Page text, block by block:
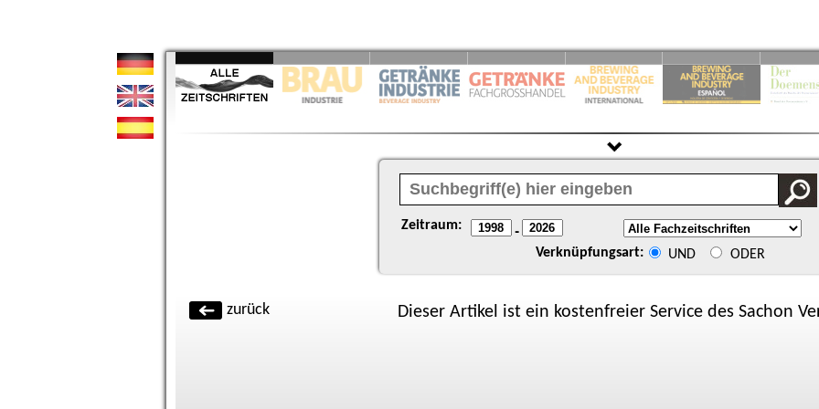
Zeitraum: -
Verknüpfungsart: UND ODER
zurück Dieser Artikel ist ein kostenfreier Service des Sachon